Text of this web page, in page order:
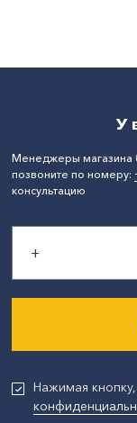
У
Менеджеры магазина
позвоните по номеру:
консультацию
Нажимая